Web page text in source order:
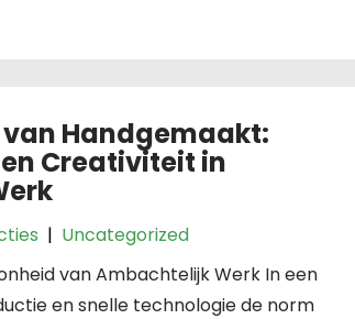
van Handgemaakt:
Creativiteit in
| Uncategorized
van Ambachtelijk Werk In een
en snelle technologie de norm